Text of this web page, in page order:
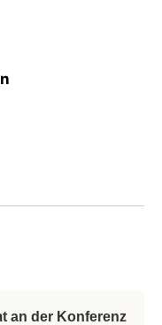
an der Konferenz